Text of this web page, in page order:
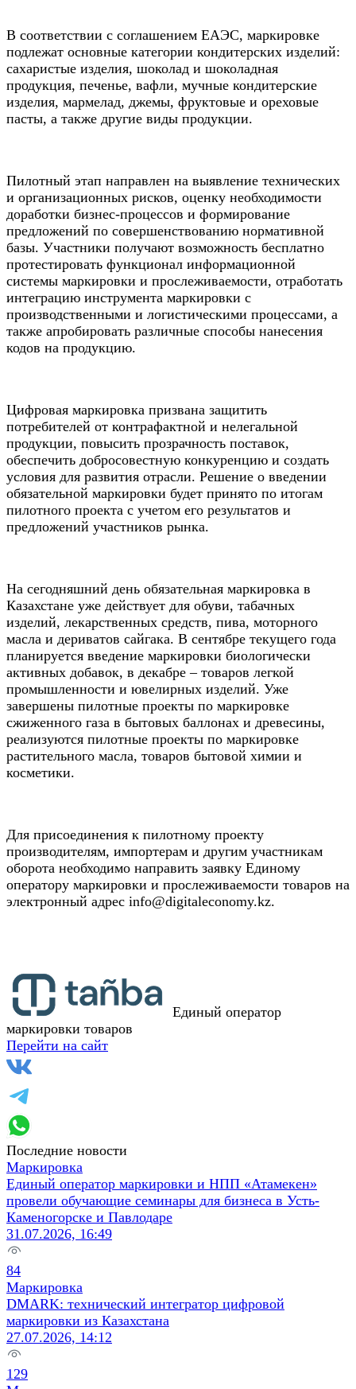
В соответствии с соглашением ЕАЭС, маркировке
подлежат основные категории кондитерских изделий:
сахаристые изделия, шоколад и шоколадная
продукция, печенье, вафли, мучные кондитерские
изделия, мармелад, джемы, фруктовые и ореховые
пасты, а также другие виды продукции.
Пилотный этап направлен на выявление технических
и организационных рисков, оценку необходимости
доработки бизнес-процессов и формирование
предложений по совершенствованию нормативной
базы. Участники получают возможность бесплатно
протестировать функционал информационной
системы маркировки и прослеживаемости, отработать
интеграцию инструмента маркировки с
производственными и логистическими процессами, а
также апробировать различные способы нанесения
кодов на продукцию.
Цифровая маркировка призвана защитить
потребителей от контрафактной и нелегальной
продукции, повысить прозрачность поставок,
обеспечить добросовестную конкуренцию и создать
условия для развития отрасли. Решение о введении
обязательной маркировки будет принято по итогам
пилотного проекта с учетом его результатов и
предложений участников рынка.
На сегодняшний день обязательная маркировка в
Казахстане уже действует для обуви, табачных
изделий, лекарственных средств, пива, моторного
масла и дериватов сайгака. В сентябре текущего года
планируется введение маркировки биологически
активных добавок, в декабре – товаров легкой
промышленности и ювелирных изделий. Уже
завершены пилотные проекты по маркировке
сжиженного газа в бытовых баллонах и древесины,
реализуются пилотные проекты по маркировке
растительного масла, товаров бытовой химии и
косметики.
Для присоединения к пилотному проекту
производителям, импортерам и другим участникам
оборота необходимо направить заявку Единому
оператору маркировки и прослеживаемости товаров на
электронный адрес info@digitaleconomy.kz.
Единый оператор
маркировки товаров
Перейти на сайт
Последние новости
Маркировка
Единый оператор маркировки и НПП «Атамекен»
провели обучающие семинары для бизнеса в Усть-
Каменогорске и Павлодаре
31.07.2026, 16:49
84
Маркировка
DMARK: технический интегратор цифровой
маркировки из Казахстана
27.07.2026, 14:12
129